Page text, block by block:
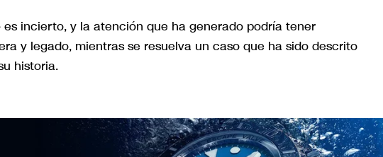
incierto, y la atención que ha generado podría tener
y legado, mientras se resuelva un caso que ha sido descrito
historia.